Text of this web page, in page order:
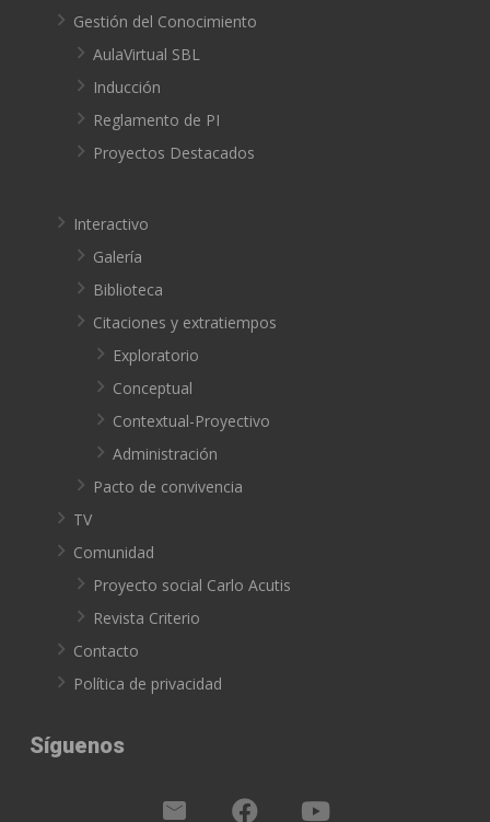
Gestión del Conocimiento
AulaVirtual SBL
Inducción
Reglamento de PI
Proyectos Destacados
Interactivo
Galería
Biblioteca
Citaciones y extratiempos
Exploratorio
Conceptual
Contextual-Proyectivo
Administración
Pacto de convivencia
TV
Comunidad
Proyecto social Carlo Acutis
Revista Criterio
Contacto
Política de privacidad
Síguenos